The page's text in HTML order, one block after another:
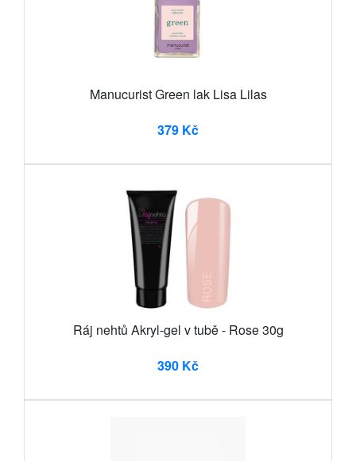
Manucurist Green lak Lisa Lilas
379 Kč
Ráj nehtů Akryl-gel v tubě - Rose 30g
390 Kč